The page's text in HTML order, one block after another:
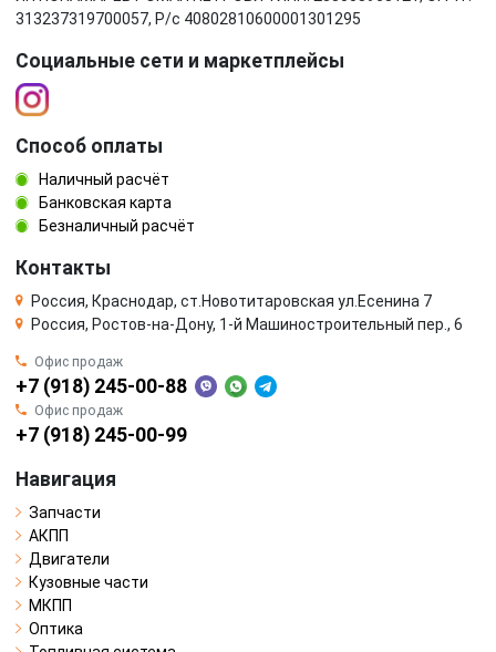
313237319700057, Р/c 40802810600001301295
Социальные сети и маркетплейсы
Способ оплаты
Наличный расчёт
Банковская карта
Безналичный расчёт
Контакты
Россия, Краснодар, ст.Новотитаровская ул.Есенина 7
Россия, Ростов-на-Дону, 1-й Машиностроительный пер., 6
Офис продаж
+7 (918) 245-00-88
Офис продаж
+7 (918) 245-00-99
Навигация
Запчасти
АКПП
Двигатели
Кузовные части
МКПП
Оптика